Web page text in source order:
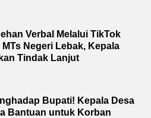
Verbal Melalui TikTok
Negeri Lebak, Kepala
Tindak Lanjut
Bupati! Kepala Desa
Bantuan untuk Korban